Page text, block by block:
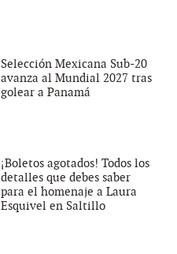
Selección Mexicana Sub-20
avanza al Mundial 2027 tras
golear a Panamá
¡Boletos agotados! Todos los
detalles que debes saber
para el homenaje a Laura
Esquivel en Saltillo